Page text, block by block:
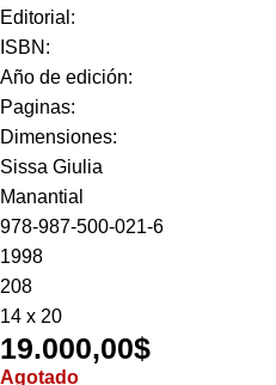
Editorial:
ISBN:
Año de edición:
Paginas:
Dimensiones:
Sissa Giulia
Manantial
978-987-500-021-6
1998
208
14 x 20
19.000,00$
Agotado